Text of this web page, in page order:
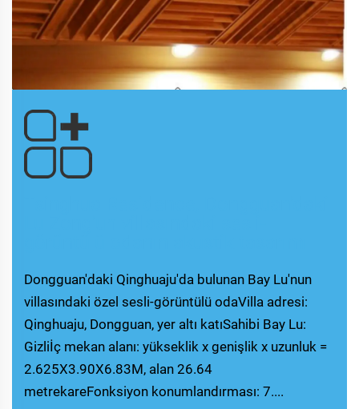
Dongguan'daki Qinghuaju'da bulunan Bay Lu'nun
villasındaki özel sesli-görüntülü odaVilla adresi:
Qinghuaju, Dongguan, yer altı katıSahibi Bay Lu:
Gizliİç mekan alanı: yükseklik x genişlik x uzunluk =
2.625X3.90X6.83M, alan 26.64
metrekareFonksiyon konumlandırması: 7....